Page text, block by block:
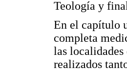
Teología y
En el capítulo
completa
las localidades
realizados